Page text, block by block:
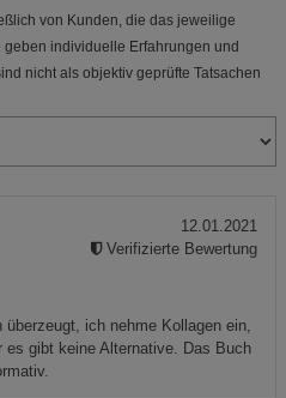
von Kunden, die das jeweilige
individuelle Erfahrungen und
nicht als objektiv geprüfte Tatsachen
ich nehme Kollagen ein,
es gibt keine Alternative. Das Buch
12.01.2021
Verifizierte Bewertung